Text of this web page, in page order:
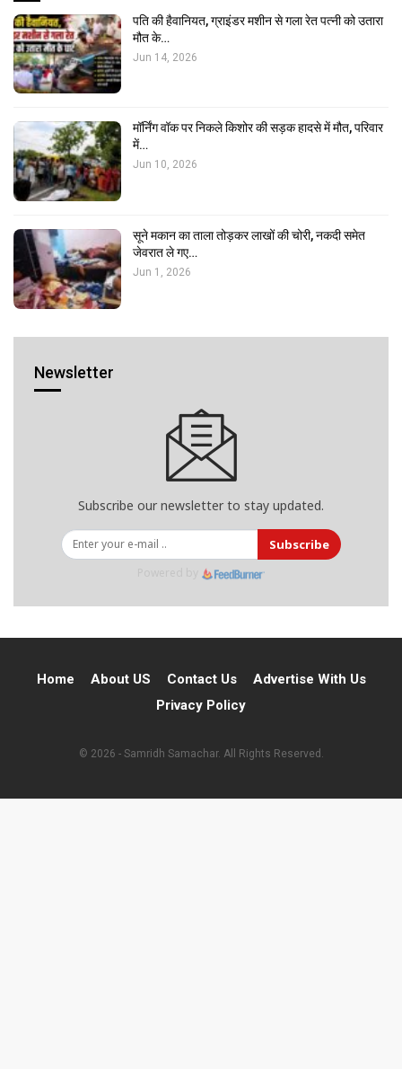
पति की हैवानियत, ग्राइंडर मशीन से गला रेत पत्नी को उतारा
मौत के…
Jun 14, 2026
मॉर्निंग वॉक पर निकले किशोर की सड़क हादसे में मौत, परिवार
में…
Jun 10, 2026
सूने मकान का ताला तोड़कर लाखों की चोरी, नकदी समेत
जेवरात ले गए…
Jun 1, 2026
Newsletter
Subscribe our newsletter to stay updated.
Subscribe
Home About US Contact Us
Advertise With Us
Privacy Policy
© 2026 - Samridh Samachar. All Rights Reserved.